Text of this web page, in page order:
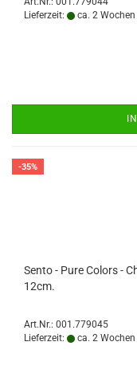
Lieferzeit:
ca. 2 Wochen
-35%
Sento - Pure Colors -
12cm.
Art.Nr.: 001.779045
Lieferzeit:
ca. 2 Wochen